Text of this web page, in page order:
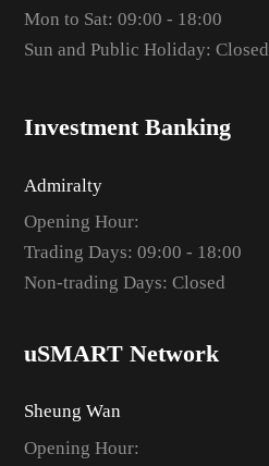
Mon to Sat: 09:00 - 18:00
Sun and Public Holiday: Closed
Investment Banking
Admiralty
Opening Hour:
Trading Days: 09:00 - 18:00
Non-trading Days: Closed
uSMART Network
Sheung Wan
Opening Hour: